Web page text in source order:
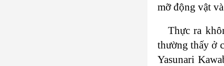
mỡ động vật
Thực ra
thường thấy ở
Yasunari